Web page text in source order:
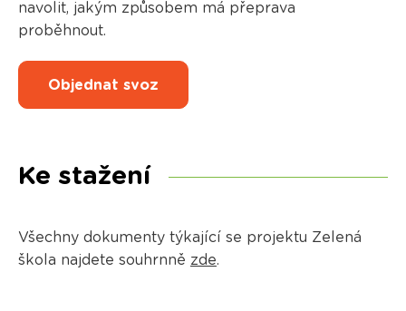
navolit, jakým způsobem má přeprava
proběhnout.
Objednat svoz
Ke stažení
Všechny dokumenty týkající se projektu Zelená
škola najdete souhrnně zde.